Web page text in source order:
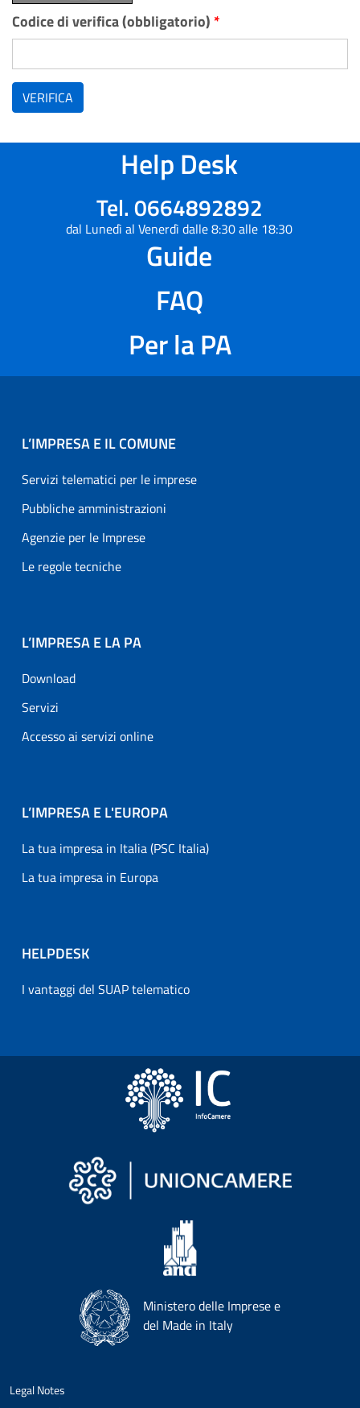
Codice di verifica (obbligatorio) *
VERIFICA
Help Desk
Tel. 0664892892
dal Lunedì al Venerdì dalle 8:30 alle 18:30
Guide
FAQ
Per la PA
L’IMPRESA E IL COMUNE
Servizi telematici per le imprese
Pubbliche amministrazioni
Agenzie per le Imprese
Le regole tecniche
L’IMPRESA E LA PA
Download
Servizi
Accesso ai servizi online
L’IMPRESA E L'EUROPA
La tua impresa in Italia (PSC Italia)
La tua impresa in Europa
HELPDESK
I vantaggi del SUAP telematico
Ministero delle Imprese e
del Made in Italy
Legal Notes